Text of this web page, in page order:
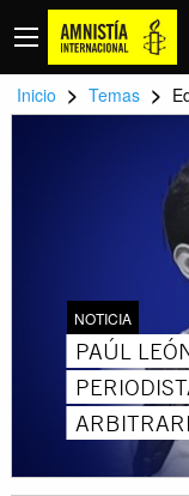
Inicio > Temas >
NOTICIA
PAÚL